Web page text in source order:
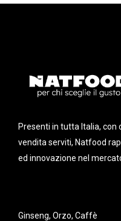
Presenti in tutta Italia, con
vendita serviti, Natfood
ed innovazione nel
Ginseng, Orzo, Caffè